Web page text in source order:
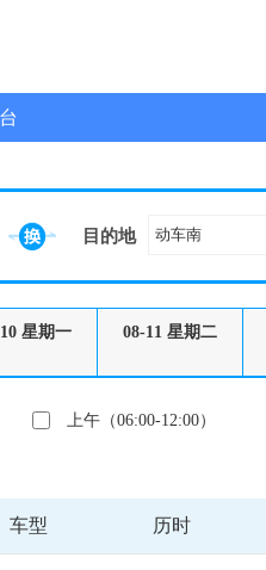
目的地
星期一 08-11 星期二
上午（06:00-12:00）
车型 历时